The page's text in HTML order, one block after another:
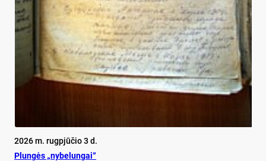
2026 m. rugpjūčio 3 d.
Plun­gės „ny­be­lun­gai“